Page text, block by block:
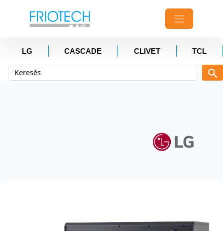
LG CASCADE CLIVET TCL